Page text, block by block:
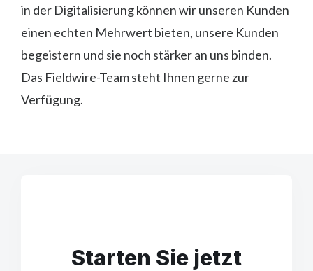
in der Digitalisierung können wir unseren Kunden
einen echten Mehrwert bieten, unsere Kunden
begeistern und sie noch stärker an uns binden.
Das Fieldwire-Team steht Ihnen gerne zur
Verfügung.
Starten Sie jetzt